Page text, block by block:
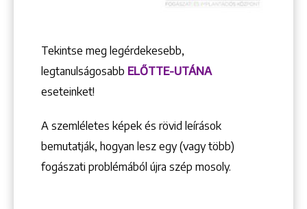
Tekintse meg legérdekesebb,
legtanulságosabb ELŐTTE-UTÁNA
eseteinket!
A szemléletes képek és rövid leírások
bemutatják, hogyan lesz egy (vagy több)
fogászati problémából újra szép mosoly.